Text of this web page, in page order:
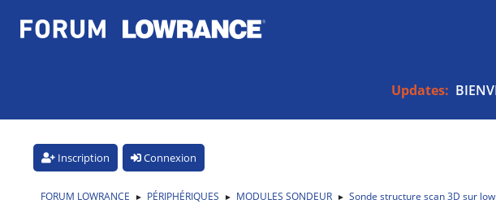
Updates:
Inscription Connexion
FORUM LOWRANCE ► PÉRIPHÉRIQUES ► MODULES SONDEUR ► Sonde structure scan 3D sur